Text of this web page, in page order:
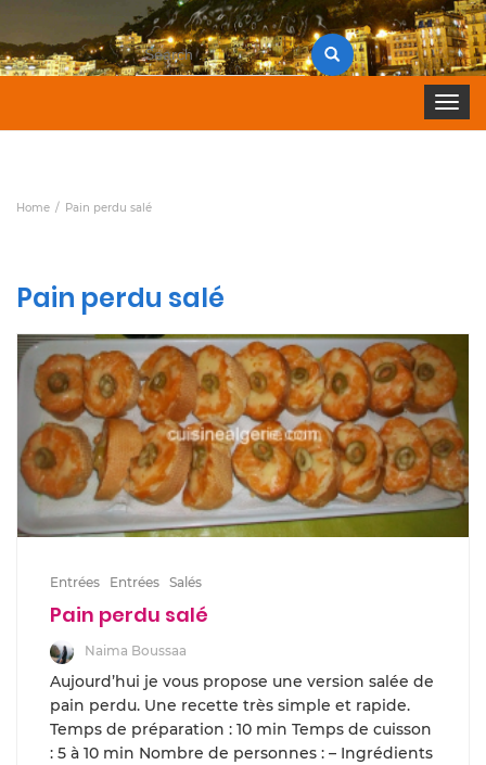
Search
for:
Toggle
Home Pain perdu salé
Pain perdu salé
Entrées Entrées Salés
Pain perdu salé
Naima Boussaa
Aujourd’hui je vous propose une version salée de
pain perdu. Une recette très simple et rapide.
Temps de préparation : 10 min Temps de cuisson
: 5 à 10 min Nombre de personnes : – Ingrédients